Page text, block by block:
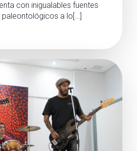
con inigualables fuentes
a lo[…]